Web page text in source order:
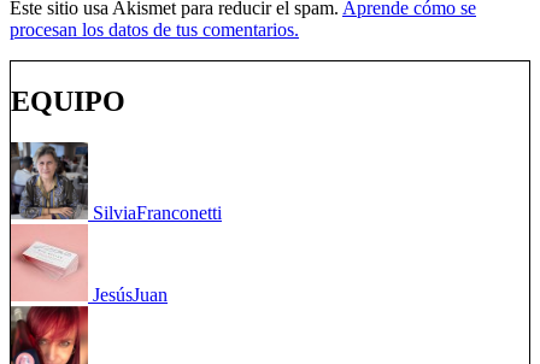
Este sitio usa Akismet para reducir el spam. Aprende cómo se
procesan los datos de tus comentarios.
EQUIPO
SilviaFranconetti
JesúsJuan